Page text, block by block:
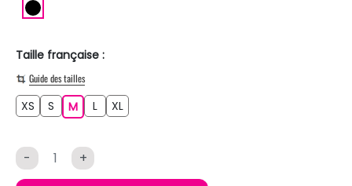
Taille française :
Guide des tailles
XS S MM L XL
- +